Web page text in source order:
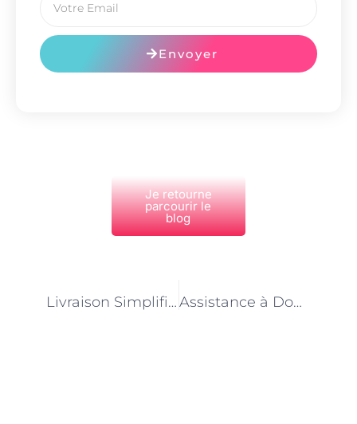
Envoyer
Je retourne
parcourir le
blog
Livraison Simplifiée : Guide Tarifaire du Livreur Professionnel Assistance à Domicile : Guide Complet des Tarifs pour un Soutien Personnalisé